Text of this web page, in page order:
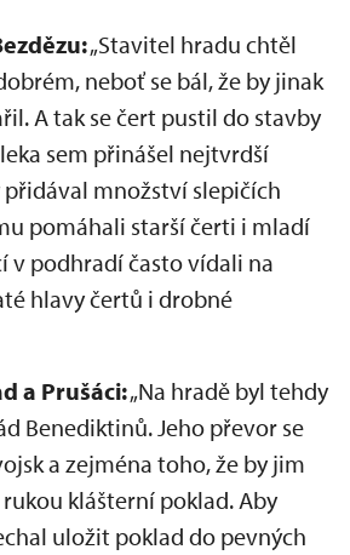
„Stavitel hradu chtěl
neboť se bál, že by jinak
A tak se čert pustil do stavby
sem přinášel nejtvrdší
množství slepičích
pomáhali starší čerti i mladí
v podhradí často vídali na
hlavy čertů i drobné
a Prušáci:„Na hradě byl tehdy
Benediktinů. Jeho převor se
a zejména toho, že by jim
klášterní poklad. Aby
uložit poklad do pevných